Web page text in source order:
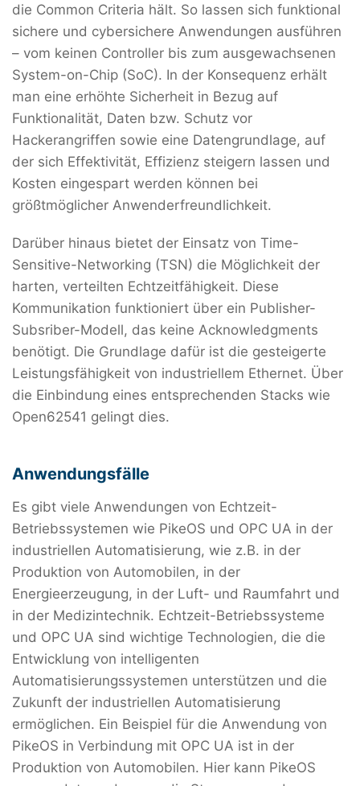
die Common Criteria hält. So lassen sich funktional
sichere und cybersichere Anwendungen ausführen
– vom keinen Controller bis zum ausgewachsenen
System-on-Chip (SoC). In der Konsequenz erhält
man eine erhöhte Sicherheit in Bezug auf
Funktionalität, Daten bzw. Schutz vor
Hackerangriffen sowie eine Datengrundlage, auf
der sich Effektivität, Effizienz steigern lassen und
Kosten eingespart werden können bei
größtmöglicher Anwenderfreundlichkeit.
Darüber hinaus bietet der Einsatz von Time-
Sensitive-Networking (TSN) die Möglichkeit der
harten, verteilten Echtzeitfähigkeit. Diese
Kommunikation funktioniert über ein Publisher-
Subsriber-Modell, das keine Acknowledgments
benötigt. Die Grundlage dafür ist die gesteigerte
Leistungsfähigkeit von industriellem Ethernet. Über
die Einbindung eines entsprechenden Stacks wie
Open62541 gelingt dies.
Anwendungsfälle
Es gibt viele Anwendungen von Echtzeit-
Betriebssystemen wie PikeOS und OPC UA in der
industriellen Automatisierung, wie z.B. in der
Produktion von Automobilen, in der
Energieerzeugung, in der Luft- und Raumfahrt und
in der Medizintechnik. Echtzeit-Betriebssysteme
und OPC UA sind wichtige Technologien, die die
Entwicklung von intelligenten
Automatisierungssystemen unterstützen und die
Zukunft der industriellen Automatisierung
ermöglichen. Ein Beispiel für die Anwendung von
PikeOS in Verbindung mit OPC UA ist in der
Produktion von Automobilen. Hier kann PikeOS